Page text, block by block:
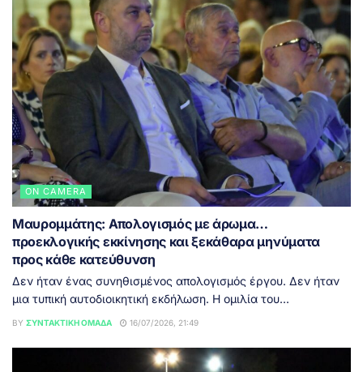
ON CAMERA
Μαυρομμάτης: Απολογισμός με άρωμα…
προεκλογικής εκκίνησης και ξεκάθαρα μηνύματα
προς κάθε κατεύθυνση
Δεν ήταν ένας συνηθισμένος απολογισμός έργου. Δεν ήταν
μια τυπική αυτοδιοικητική εκδήλωση. Η ομιλία του...
BY ΣΥΝΤΑΚΤΙΚΉ ΟΜΆΔΑ 16/07/2026, 21:49